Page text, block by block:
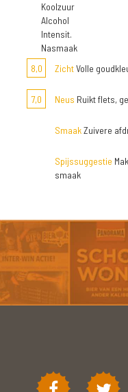
Koolzuur
Alcohol
Intensit.
Nasmaak
8,0
ZichtVolle
7,0 Neus Ruikt flets,
SmaakZuivere
Spijssuggestie
smaak